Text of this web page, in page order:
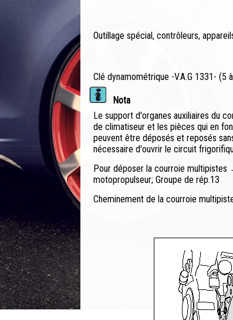
Outillage spécial, contrôleurs,
Clé dynamométrique -V.A.G 1331- (5
Nota
Le support d'organes auxiliaires du
de climatiseur et les pièces qui en
peuvent être déposés et reposés
nécessaire d'ouvrir le circuit
Pour déposer la courroie multipistes
motopropulseur; Groupe de rép.13
Cheminement de la courroie